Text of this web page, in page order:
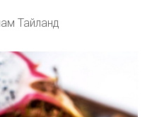
Тайланд